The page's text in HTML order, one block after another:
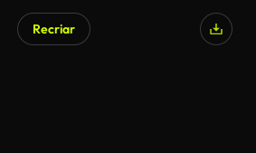
Recriar